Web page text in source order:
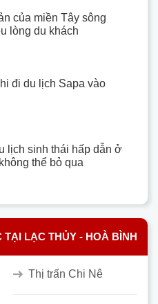
của miền Tây sông
lòng du khách
đi du lịch Sapa vào
lịch sinh thái hấp dẫn ở
thể bỏ qua
LẠC THỦY - HOÀ BÌNH
Thị trấn Chi Nê